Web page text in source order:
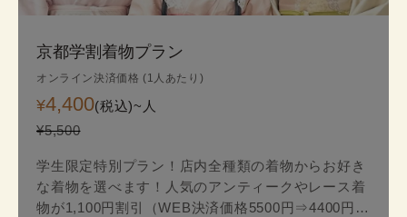
京都学割着物プラン
オンライン決済価格 (1人あたり)
¥4,400(税込)~ 人
¥5,500
学生限定特別プラン！店内全種類の着物からお好き
な着物を選べます！人気のアンティークやレース着
物が1,100円割引（WEB決済価格5500円⇒4400円）